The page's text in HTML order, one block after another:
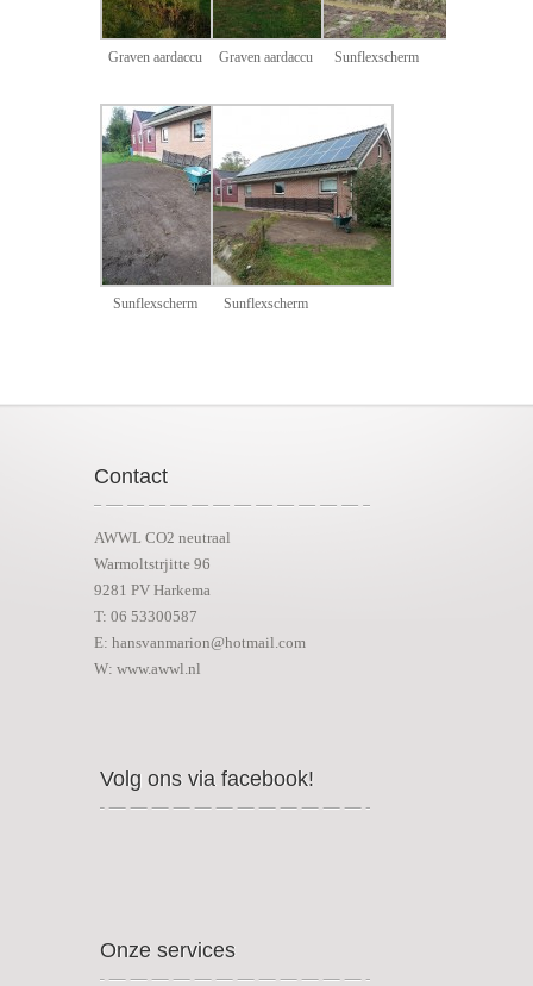
Graven aardaccu Graven aardaccu Sunflexscherm
Sunflexscherm Sunflexscherm
Contact
AWWL CO2 neutraal
Warmoltstrjitte 96
9281 PV Harkema
T: 06 53300587
E: hansvanmarion@hotmail.com
W: www.awwl.nl
Volg ons via facebook!
Onze services